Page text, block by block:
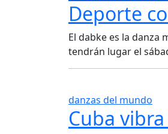
Deporte
El dabke es la danza
tendrán lugar el
danzas del mundo
Cuba